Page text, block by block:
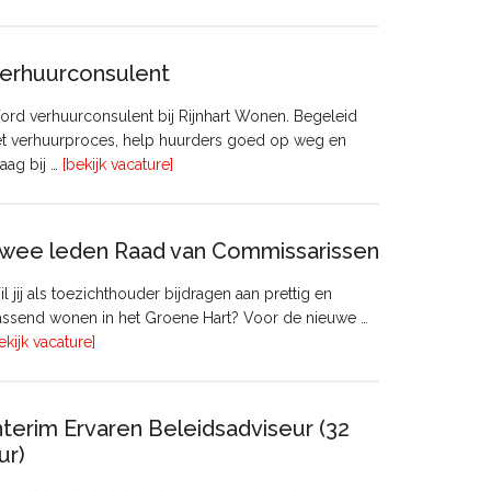
Onderhoud
Pyloon
Vastgoedmanagement
verhuurconsulent bij Rijnhart Wonen. Begeleid
verhuurproces, help huurders goed op weg en
bij …
[bekijk vacature]
leden Raad van Commissarissen
jij als toezichthouder bijdragen aan prettig en
wonen in het Groene Hart? Voor de nieuwe …
vacature]
Commissarissen
Ervaren Beleidsadviseur (32